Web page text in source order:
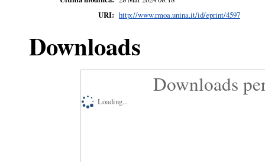
URI: http://www.rmoa.unina.it/id/eprint/4597
Downloads
Downloads
Loading...